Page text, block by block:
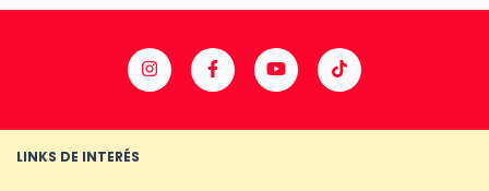
LINKS DE INTERÉS